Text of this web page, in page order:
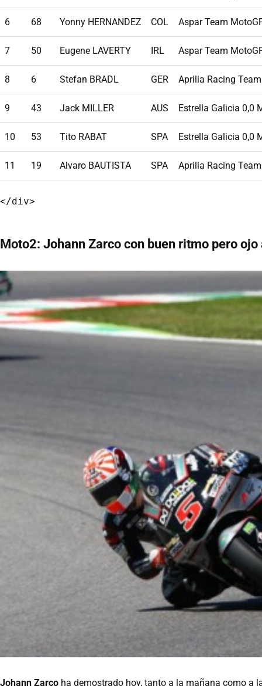
6 68 Yonny HERNANDEZ COL Aspar Team
7 50 Eugene LAVERTY IRL Aspar Team
8 6 Stefan BRADL GER Aprilia Racing
9 43 Jack MILLER AUS Estrella Galicia 0,0
10 53 Tito RABAT SPA Estrella Galicia 0,0
11 19 Alvaro BAUTISTA SPA Aprilia Racing
Moto2: Johann Zarco con buen ritmo pero ojo
Johann Zarco ha demostrado hoy, tanto a la mañana como a